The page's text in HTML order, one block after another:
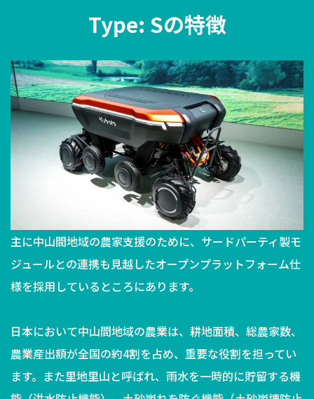
Type: Sの特徴
主に中山間地域の農家支援のために、 サードパーティ製モ
ジュールとの連携も見越したオープンプラットフォーム仕
様を採用しているところにあります。
日本において中山間地域の農業は、耕地面積、総農家数、
農業産出額が全国の約4割を占め、重要な役割を担ってい
ます。また里地里山と呼ばれ、雨水を一時的に貯留する機